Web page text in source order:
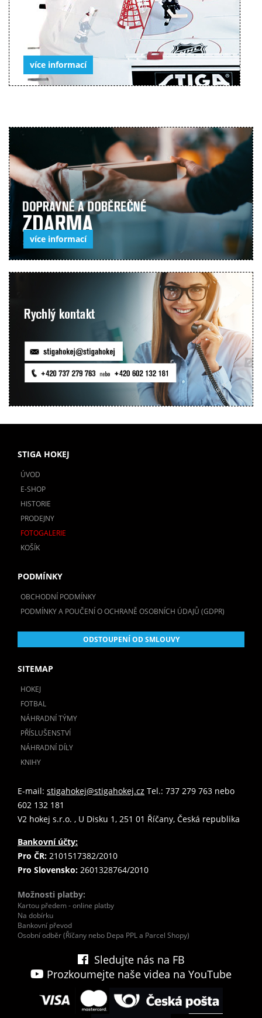
více informací
více informací
STIGA HOKEJ
ÚVOD
E-SHOP
HISTORIE
PRODEJNY
FOTOGALERIE
KOŠÍK
PODMÍNKY
OBCHODNÍ PODMÍNKY
PODMÍNKY A POUČENÍ O OCHRANĚ OSOBNÍCH ÚDAJŮ (GDPR)
ODSTOUPENÍ OD SMLOUVY
SITEMAP
HOKEJ
FOTBAL
NÁHRADNÍ TÝMY
PŘÍSLUŠENSTVÍ
NÁHRADNÍ DÍLY
KNIHY
E-mail: stigahokej@stigahokej.cz Tel.: 737 279 763 nebo
602 132 181
V2 hokej s.r.o. , U Disku 1, 251 01 Říčany, Česká republika
Bankovní účty:
Pro ČR: 2101517382/2010
Pro Slovensko: 2601328764/2010
Možnosti platby:
Kartou předem - online platby
Na dobírku
Bankovní převod
Osobní odběr (Říčany nebo Depa PPL a Parcel Shopy)
Sledujte nás na FB
Prozkoumejte naše videa na YouTube